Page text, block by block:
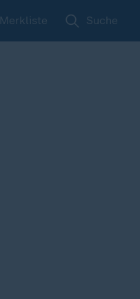
Merkliste Suche